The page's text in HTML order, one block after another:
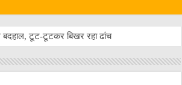
टूट-टूटकर बिखर रहा ढांचा, लोगो